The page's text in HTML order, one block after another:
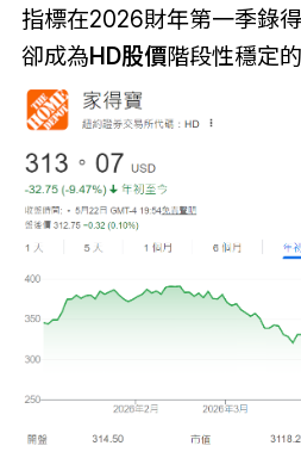
指標在2026財年第一季錄
卻成為HD股價階段性穩定